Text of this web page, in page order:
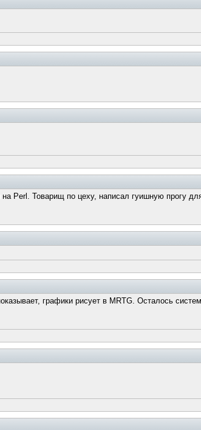
Perl. Товарищ по цеху, написал гуишную прогу
графики рисует в MRTG. Осталось